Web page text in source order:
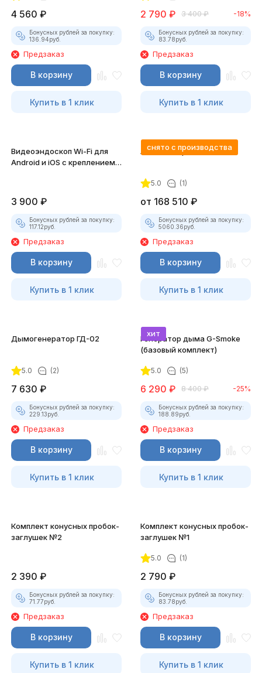
4 560 ₽
Бонусных рублей за покупку:
136.94руб.
Предзаказ
В корзину
Купить в 1 клик
2 790 ₽ 3 400 ₽ -18%
Бонусных рублей за покупку:
83.78руб.
Предзаказ
В корзину
Купить в 1 клик
Видеоэндоскоп Wi-Fi для
Android и iOS с креплением
3 900 ₽
Бонусных рублей за покупку:
117.12руб.
Предзаказ
В корзину
Купить в 1 клик
снято с производства
Автосканер FCAR F5-G
5.0 (1)
от 168 510 ₽
Бонусных рублей за покупку:
5060.36руб.
Предзаказ
В корзину
Купить в 1 клик
Дымогенератор ГД-02
5.0 (2)
7 630 ₽
Бонусных рублей за покупку:
229.13руб.
Предзаказ
В корзину
Купить в 1 клик
хит
Генератор дыма G-Smoke
(базовый комплект)
5.0 (5)
6 290 ₽ 8 400 ₽ -25%
Бонусных рублей за покупку:
188.89руб.
Предзаказ
В корзину
Купить в 1 клик
Комплект конусных пробок-
заглушек №2
2 390 ₽
Бонусных рублей за покупку:
71.77руб.
Предзаказ
В корзину
Купить в 1 клик
Комплект конусных пробок-
заглушек №1
5.0 (1)
2 790 ₽
Бонусных рублей за покупку:
83.78руб.
Предзаказ
В корзину
Купить в 1 клик